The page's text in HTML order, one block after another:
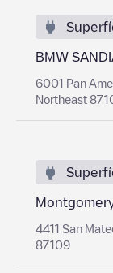
BMW
6001 Pan
Northeast
4411 San
87109